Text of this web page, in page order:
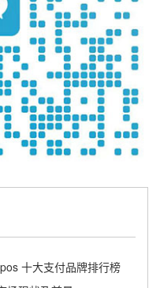
十大支付品牌排行榜